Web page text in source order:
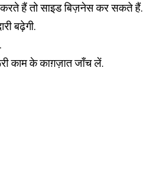
हैं तो साइड बिज़नेस कर सकते हैं.
बढ़ेगी.
काम के काग़ज़ात जाँच लें.